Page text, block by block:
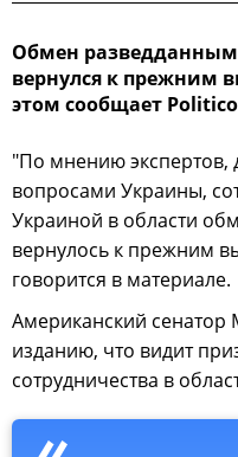
Обмен
вернулся к прежним
этом сообщает Politico
"По мнению
вопросами Украины,
Украиной в области
вернулось к прежним
говорится в материале.
Американский сенатор
изданию, что видит
сотрудничества в